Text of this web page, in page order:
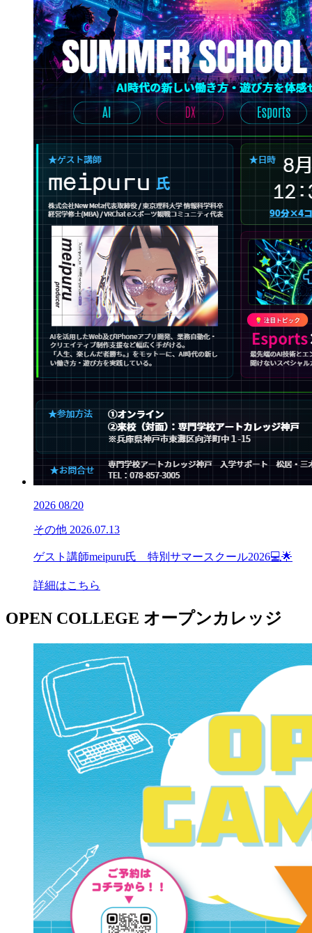
2026 08/20
その他 2026.07.13
ゲスト講師meipuru氏 特別サマースクール2026💻🌟
詳細はこちら
OPEN COLLEGE オープンカレッジ